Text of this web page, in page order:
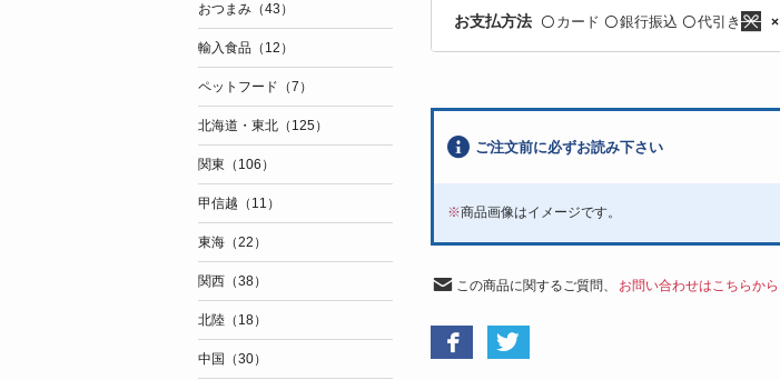
お支払方法 〇 カード 〇銀行振込 〇代引き ×
ご注文前に必ずお読み下さい
※商品画像はイメージです。
この商品に関するご質問、 お問い合わせはこちらから
おつまみ（43）
輸入食品（12）
ペットフード（7）
北海道・東北（125）
関東（106）
甲信越（11）
東海（22）
関西（38）
北陸（18）
中国（30）